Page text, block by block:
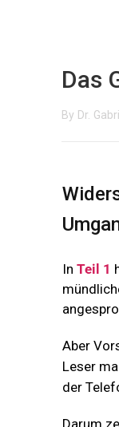
Das
By Dr.
In Teil 1
Aber
Leser
der
Darum